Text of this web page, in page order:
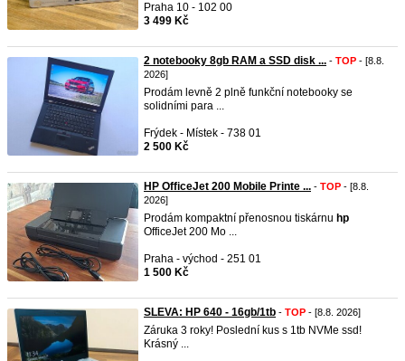
Praha 10 - 102 00
3 499 Kč
2 notebooky 8gb RAM a SSD disk ... - TOP - [8.8.
2026]
Prodám levně 2 plně funkční notebooky se
solidními para ...
Frýdek - Místek - 738 01
2 500 Kč
HP OfficeJet 200 Mobile Printe ... - TOP - [8.8.
2026]
Prodám kompaktní přenosnou tiskárnu hp
OfficeJet 200 Mo ...
Praha - východ - 251 01
1 500 Kč
SLEVA: HP 640 - 16gb/1tb - TOP - [8.8. 2026]
Záruka 3 roky! Poslední kus s 1tb NVMe ssd!
Krásný ...